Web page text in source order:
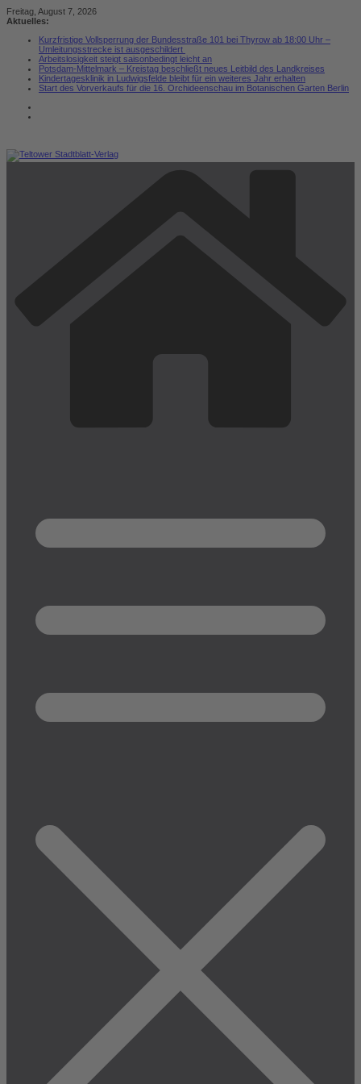
Zum
Inhalt
Freitag, August 7, 2026
Aktuelles:
Kurzfristige Vollsperrung der Bundesstraße 101 bei Thyrow ab 18:00 Uhr –
Umleitungsstrecke ist ausgeschildert
Arbeitslosigkeit steigt saisonbedingt leicht an
Potsdam-Mittelmark – Kreistag beschließt neues Leitbild des Landkreises
Kindertagesklinik in Ludwigsfelde bleibt für ein weiteres Jahr erhalten
Start des Vorverkaufs für die 16. Orchideenschau im Botanischen Garten Berlin